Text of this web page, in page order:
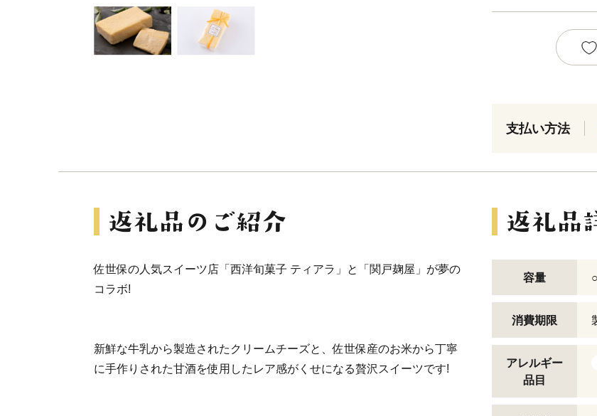
支払い方法
佐世保の人気スイーツ店「西洋旬菓子 ティアラ」と「関戸麹屋」が夢の
コラボ!
新鮮な牛乳から製造されたクリームチーズと、佐世保産のお米から丁寧
に手作りされた甘酒を使用したレア感がくせになる贅沢スイーツです!
容量
消費期限
アレルギー
品目